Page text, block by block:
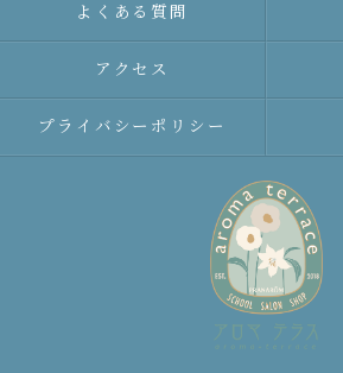
よくある質問
アクセス
プライバシーポリシー